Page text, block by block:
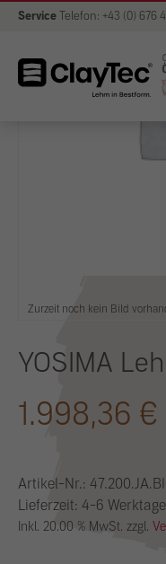
Service Telefon: +43 (0) 676
Zurzeit noch kein Bild
YOSIMA
1.998,36 €
Artikel-Nr.:
Lieferzeit: 4-6 Werktage
Inkl. 20.00 % MwSt. zzgl.